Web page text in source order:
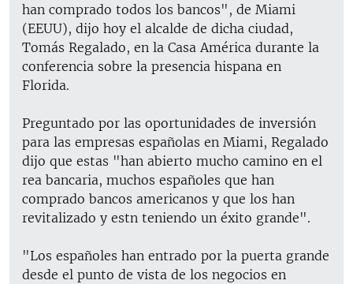
han comprado todos los bancos", de Miami
(EEUU), dijo hoy el alcalde de dicha ciudad,
Tomás Regalado, en la Casa América durante la
conferencia sobre la presencia hispana en
Florida.
Preguntado por las oportunidades de inversión
para las empresas españolas en Miami, Regalado
dijo que estas "han abierto mucho camino en el
rea bancaria, muchos españoles que han
comprado bancos americanos y que los han
revitalizado y estn teniendo un éxito grande".
"Los españoles han entrado por la puerta grande
desde el punto de vista de los negocios en